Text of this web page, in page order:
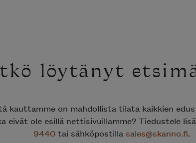
löytänyt
kauttamme on mahdollista tilata kaikkien
eivät ole esillä nettisivuillamme? Tiedustele
9440 tai sähköpostilla sales@skanno.fi.